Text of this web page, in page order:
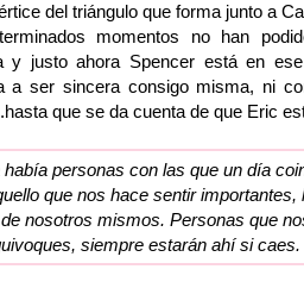
del triángulo que forma junto a
momentos no han
y justo ahora Spencer está en
a ser sincera consigo misma, ni
que se da cuenta de que Eric
había personas con las que un día
que nos hace sentir
nosotros mismos. Personas que
siempre estarán ahí si